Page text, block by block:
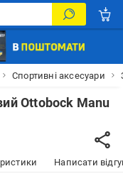
Спортивні аксесуари
Ottobock Manu
Написати